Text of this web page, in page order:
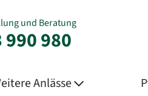
und Beratung
990 980
Anlässe